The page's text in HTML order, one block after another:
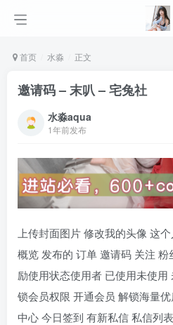
首页 水淼 正文
邀请码 – 末叭 – 宅兔社
水淼aqua
1年前发布
上传封面图片 修改我的头像 这
概览 发布的 订单 邀请码 关注
励使用状态使用者 已使用未使
锁会员权限 开通会员 解锁海量
中心 今日签到 有新私信 私信列